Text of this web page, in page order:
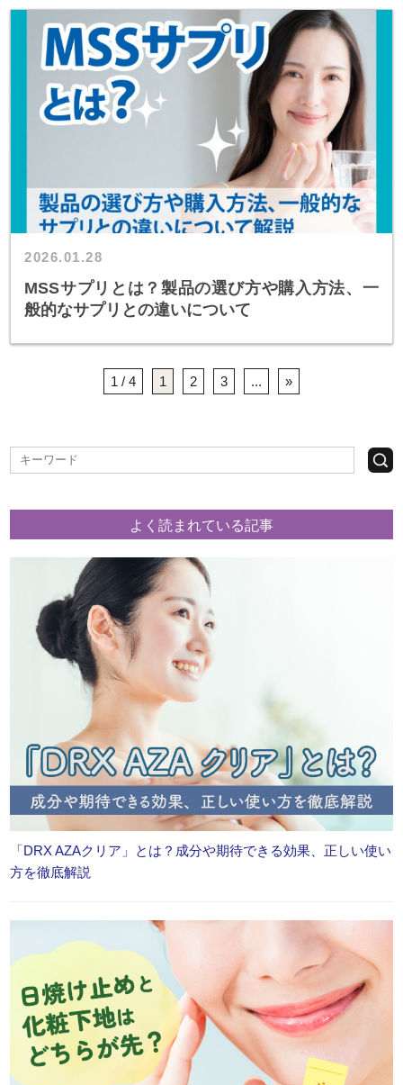
2026.01.28
MSSサプリとは？製品の選び方や購入方法、一
般的なサプリとの違いについて
1 / 4 1 2 3 ... »
よく読まれている記事
「DRX AZAクリア」とは？成分や期待できる効果、正しい使い
方を徹底解説